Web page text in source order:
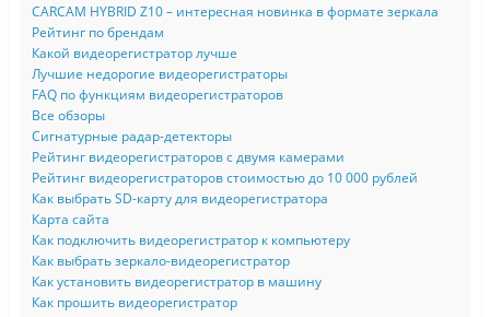
CARCAM HYBRID Z10 – интересная новинка в формате зеркала
Рейтинг по брендам
Какой видеорегистратор лучше
Лучшие недорогие видеорегистраторы
FAQ по функциям видеорегистраторов
Все обзоры
Сигнатурные радар-детекторы
Рейтинг видеорегистраторов с двумя камерами
Рейтинг видеорегистраторов стоимостью до 10 000 рублей
Как выбрать SD-карту для видеорегистратора
Карта сайта
Как подключить видеорегистратор к компьютеру
Как выбрать зеркало-видеорегистратор
Как установить видеорегистратор в машину
Как прошить видеорегистратор